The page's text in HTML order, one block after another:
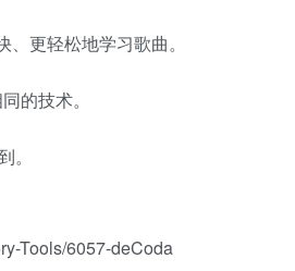
更轻松地学习歌曲。
的技术。
Tools/6057-deCoda